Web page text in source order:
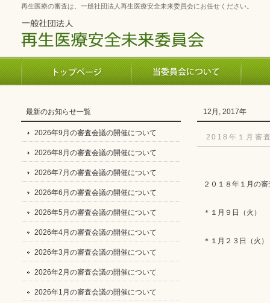
再生医療の審査は、一般社団法人再生医療安全未来委員会にお任せください。
12月, 2017年
2018年１月審
２０１８年１月の
＊１月９日（火）
＊１月２３日（火）
最新のお知らせ一覧
2026年9月の審査会議の開催について
2026年8月の審査会議の開催について
2026年7月の審査会議の開催について
2026年6月の審査会議の開催について
2026年5月の審査会議の開催について
2026年4月の審査会議の開催について
2026年3月の審査会議の開催について
2026年2月の審査会議の開催について
2026年1月の審査会議の開催について